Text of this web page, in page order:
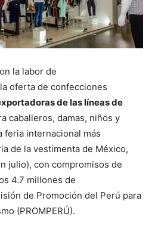
la labor de
oferta de confecciones
de las líneas de
caballeros, damas, niños y
feria internacional más
de la vestimenta de México,
julio), con compromisos de
4.7 millones de
de Promoción del Perú para
(PROMPERÚ).